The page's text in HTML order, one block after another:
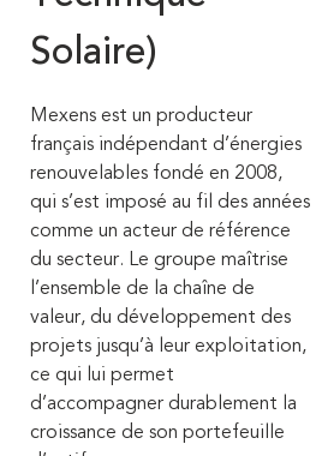
Solaire)
Mexens est un producteur
français indépendant d’énergies
renouvelables fondé en 2008,
qui s’est imposé au fil des années
comme un acteur de référence
du secteur. Le groupe maîtrise
l’ensemble de la chaîne de
valeur, du développement des
projets jusqu’à leur exploitation,
ce qui lui permet
d’accompagner durablement la
croissance de son portefeuille